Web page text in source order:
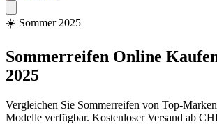
☀️ Sommer 2025
Sommerreifen Online
2025
Vergleichen Sie Sommerreifen von Top-
Modelle verfügbar. Kostenloser Versand ab